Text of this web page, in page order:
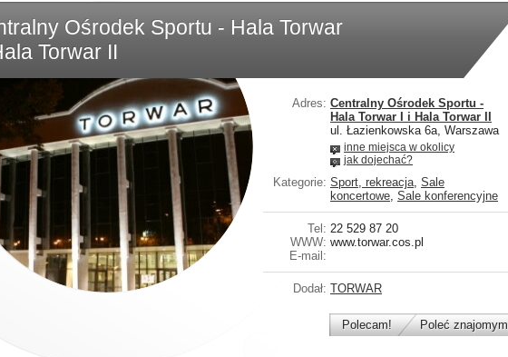
Ośrodek Sportu - Hala Torwar
Torwar II
Adres: Centralny Ośrodek Sportu -
Hala Torwar I i Hala Torwar II
ul. Łazienkowska 6a, Warszawa
inne miejsca w okolicy
jak dojechać?
Kategorie: Sport, rekreacja, Sale
koncertowe, Sale konferencyjne
Tel: 22 529 87 20
WWW: www.torwar.cos.pl
E-mail:
Dodał: TORWAR
Polecam! Poleć znajomym